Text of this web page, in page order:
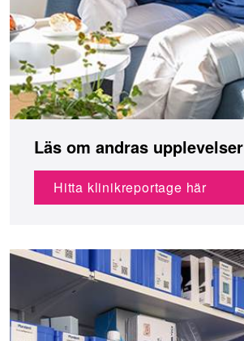
Läs om andras upplevelser
Hitta klinikreportage här